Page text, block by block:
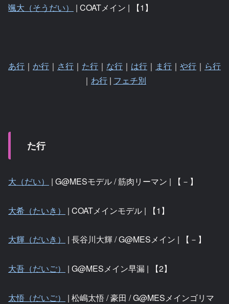
颯大（そうだい） | COATメイン | 【1】
あ行 ｜ か行 ｜ さ行 ｜ た行 ｜ な行 ｜ は行 ｜ ま行 ｜ や行 ｜ ら行
｜ わ行 | フェチ別
た行
大（だい） | G@MESモデル / 筋肉リーマン | 【－】
大希（たいき） | COATメインモデル | 【1】
大輝（だいき） | 長谷川大輝 / G@MESメイン | 【－】
大吾（だいご） | G@MESメイン早漏 | 【2】
太悟（だいご）
| 松嶋太悟 / 豪田 / G@MESメインゴリマ